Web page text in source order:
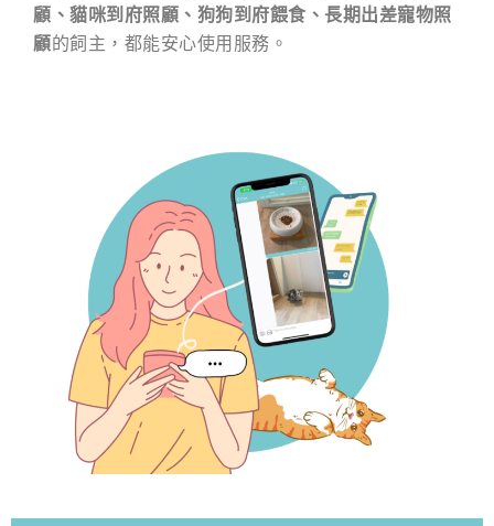
顧、貓咪到府照顧、狗狗到府餵食、長期出差寵物照
顧的飼主，都能安心使用服務。